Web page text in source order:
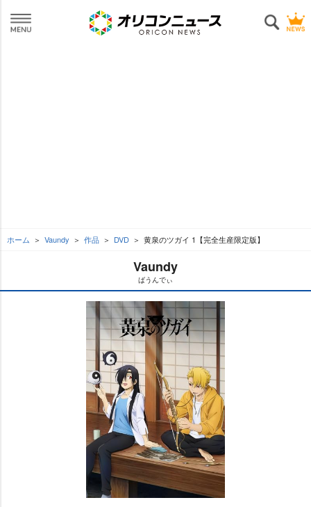
ホーム Vaundy 作品 DVD 黄泉のツガイ 1【完全生産限定版】
Vaundy
ばうんでぃ